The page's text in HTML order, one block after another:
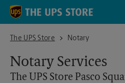
Skip to content
Return to Nav
The UPS Store
The UPS Store Pasco Square
Notary
Notary Services
The UPS Store Pasco